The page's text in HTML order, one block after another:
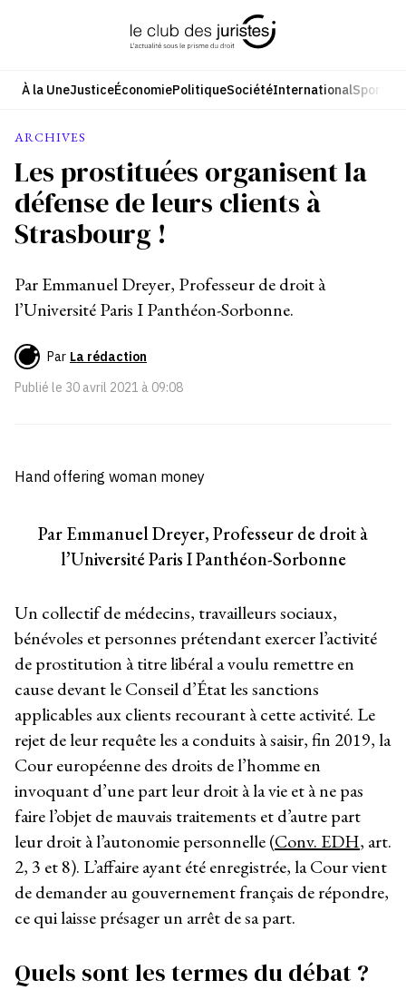
À la UneJusticeÉconomiePolitiqueSociétéInternationalSport
ARCHIVES
Les prostituées organisent la
défense de leurs clients à
Strasbourg !
Par Emmanuel Dreyer, Professeur de droit à
l’Université Paris I Panthéon-Sorbonne.
Par La rédaction
Publié le 30 avril 2021 à 09:08
Hand offering woman money
Par Emmanuel Dreyer, Professeur de droit à
l’Université Paris I Panthéon-Sorbonne
Un collectif de médecins, travailleurs sociaux,
bénévoles et personnes prétendant exercer l’activité
de prostitution à titre libéral a voulu remettre en
cause devant le Conseil d’État les sanctions
applicables aux clients recourant à cette activité. Le
rejet de leur requête les a conduits à saisir, fin 2019, la
Cour européenne des droits de l’homme en
invoquant d’une part leur droit à la vie et à ne pas
faire l’objet de mauvais traitements et d’autre part
leur droit à l’autonomie personnelle (Conv. EDH, art.
2, 3 et 8). L’affaire ayant été enregistrée, la Cour vient
de demander au gouvernement français de répondre,
ce qui laisse présager un arrêt de sa part.
Quels sont les termes du débat ?